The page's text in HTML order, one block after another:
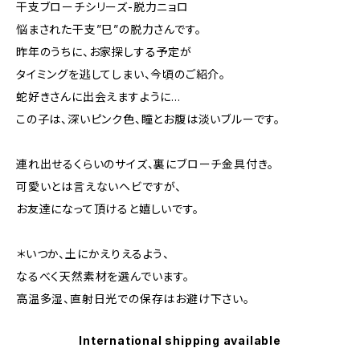
干支ブローチシリーズ-脱力ニョロ
悩まされた干支”巳”の脱力さんです。
昨年のうちに、お家探しする予定が
タイミングを逃してしまい、今頃のご紹介。
蛇好きさんに出会えますように…
この子は、深いピンク色、瞳とお腹は淡いブルーです。
連れ出せるくらいのサイズ、裏にブローチ金具付き。
可愛いとは言えないヘビですが、
お友達になって頂けると嬉しいです。
＊いつか、土にかえりえるよう、
なるべく天然素材を選んでいます。
高温多湿、直射日光での保存はお避け下さい。
International shipping available